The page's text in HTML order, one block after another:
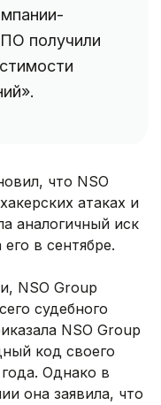
получили
что NSO
атаках и
аналогичный иск
в сентябре.
NSO Group
судебного
NSO Group
код своего
Однако в
она заявила, что